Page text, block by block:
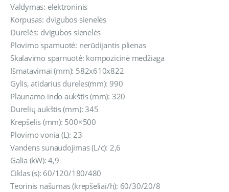
Valdymas: elektroninis
Korpusas: dvigubos sienelės
Durelės: dvigubos sienelės
Plovimo sparnuotė: nerūdijantis plienas
Skalavimo sparnuotė: kompozicinė medžiaga
Išmatavimai (mm): 582x610x822
Gylis, atidarius dureles(mm): 990
Plaunamo indo aukštis (mm): 320
Durelių aukštis (mm): 345
Krepšelis (mm): 500×500
Plovimo vonia (L): 23
Vandens sunaudojimas (L/c): 2,6
Galia (kW): 4,9
Ciklas (s): 60/120/180/480
Teorinis našumas (krepšeliai/h): 60/30/20/8